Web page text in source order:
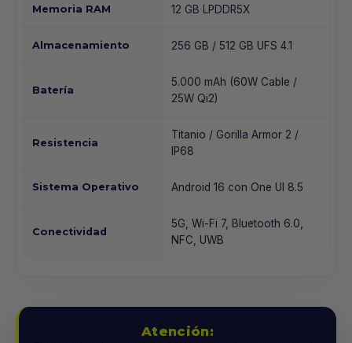
Memoria RAM 12 GB LPDDR5X
Almacenamiento 256 GB / 512 GB UFS 4.1
Batería
5.000 mAh (60W Cable /
25W Qi2)
Resistencia
Titanio / Gorilla Armor 2 /
IP68
Sistema Operativo Android 16 con One UI 8.5
Conectividad
5G, Wi-Fi 7, Bluetooth 6.0,
NFC, UWB
Atención: